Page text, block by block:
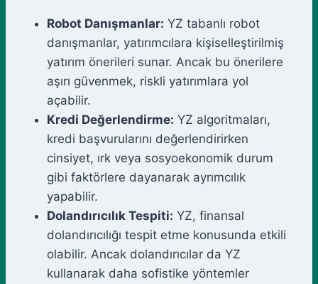
Robot Danışmanlar: YZ tabanlı robot
danışmanlar, yatırımcılara kişiselleştirilmiş
yatırım önerileri sunar. Ancak bu önerilere
aşırı güvenmek, riskli yatırımlara yol
açabilir.
Kredi Değerlendirme: YZ algoritmaları,
kredi başvurularını değerlendirirken
cinsiyet, ırk veya sosyoekonomik durum
gibi faktörlere dayanarak ayrımcılık
yapabilir.
Dolandırıcılık Tespiti: YZ, finansal
dolandırıcılığı tespit etme konusunda etkili
olabilir. Ancak dolandırıcılar da YZ
kullanarak daha sofistike yöntemler